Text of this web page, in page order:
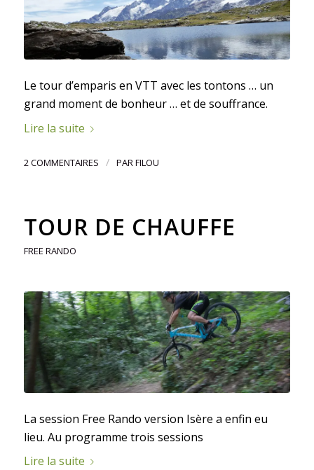
Le tour d’emparis en VTT avec les tontons … un
grand moment de bonheur … et de souffrance.
Lire la suite
2 COMMENTAIRES / PARFILOU
TOUR DE CHAUFFE
FREE RANDO
La session Free Rando version Isère a enfin eu
lieu. Au programme trois sessions
Lire la suite